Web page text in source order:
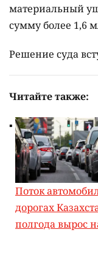
материальный
сумму более 1,6
Решение суда
Читайте также:
Поток
дорогах
полгода вырос